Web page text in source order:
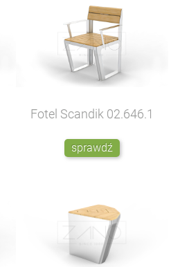
Fotel Scandik 02.646.1
sprawdź